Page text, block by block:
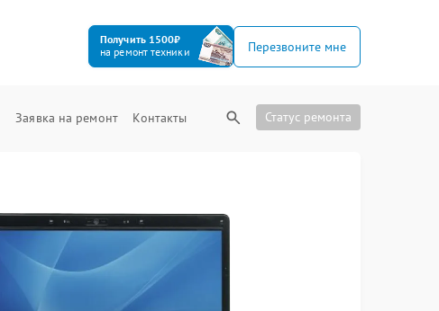
Получить 1500₽
на ремонт техники
Перезвоните мне
Заявка на ремонт Контакты Статус ремонта